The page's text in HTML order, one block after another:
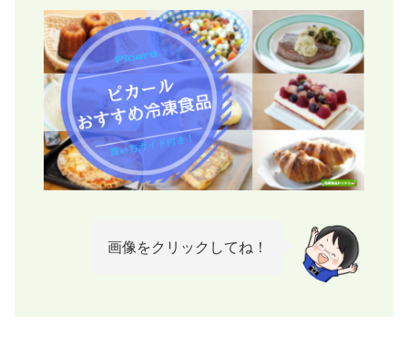
画像をクリックしてね！